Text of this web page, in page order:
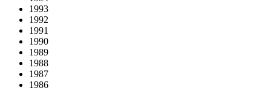
1993
1992
1991
1990
1989
1988
1987
1986